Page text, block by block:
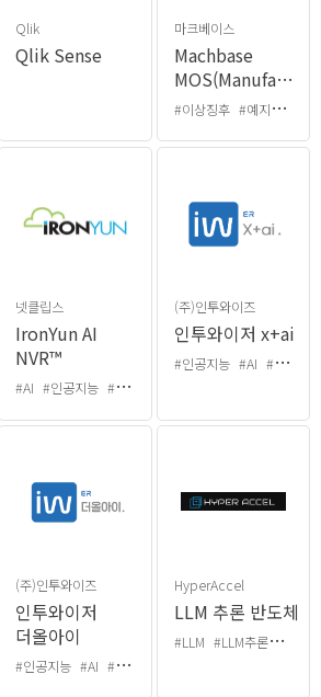
#이미지 용량 줄이기
Qlik
Qlik Sense
마크베이스
Machbase
Optimization
#이상징후 #예지보전
#DBMS
넷클립스
IronYun AI
NVR™
#AI #인공지능 #딥러닝
(주)인투와이즈
인투와이저 x+ai
#인공지능 #AI #인공지능 개발
(주)인투와이즈
인투와이저
더올아이
#인공지능 #AI #전주기적 인공지능 서비스 플랫폼
HyperAccel
LLM 추론 반도체
#LLM #LLM추론 #하이